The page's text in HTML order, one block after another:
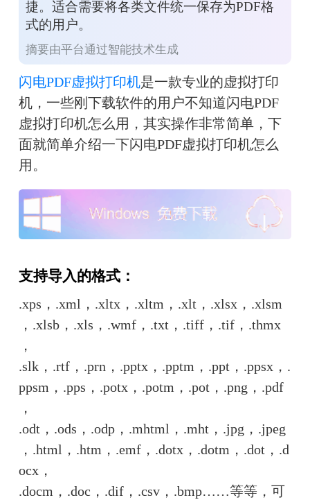
捷。适合需要将各类文件统一保存为PDF格
式的用户。
摘要由平台通过智能技术生成
闪电PDF虚拟打印机是一款专业的虚拟打印
机，一些刚下载软件的用户不知道闪电PDF
虚拟打印机怎么用，其实操作非常简单，下
面就简单介绍一下闪电PDF虚拟打印机怎么
用。
支持导入的格式：
.xps，.xml，.xltx，.xltm，.xlt，.xlsx，.xlsm
，.xlsb，.xls，.wmf，.txt，.tiff，.tif，.thmx
，
.slk，.rtf，.prn，.pptx，.pptm，.ppt，.ppsx，.
ppsm，.pps，.potx，.potm，.pot，.png，.pdf
，
.odt，.ods，.odp，.mhtml，.mht，.jpg，.jpeg
，.html，.htm，.emf，.dotx，.dotm，.dot，.d
ocx，
.docm，.doc，.dif，.csv，.bmp……等等，可